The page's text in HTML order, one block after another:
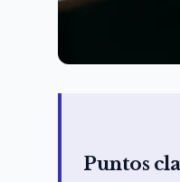
Puntos